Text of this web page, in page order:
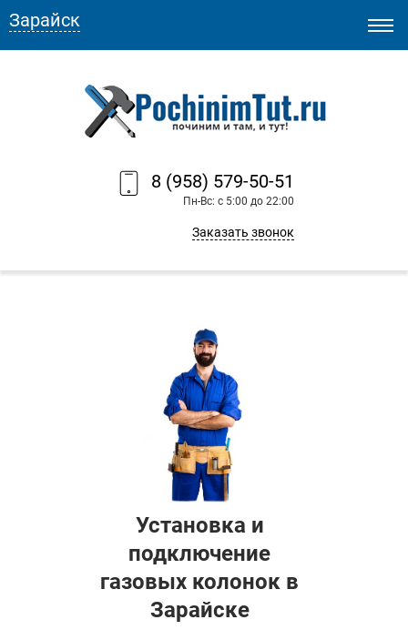
8 (958) 579-50-51
Пн-Вс: с 5:00 до 22:00
Заказать звонок
Зарайск
Установка и
подключение
газовых колонок в
Зарайске